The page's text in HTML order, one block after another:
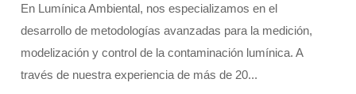
En Lumínica Ambiental, nos especializamos en el
desarrollo de metodologías avanzadas para la medición,
modelización y control de la contaminación lumínica. A
través de nuestra experiencia de más de 20...